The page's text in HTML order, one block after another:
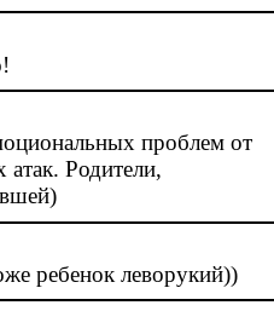
проблем от
атак. Родители,
ребенок леворукий))